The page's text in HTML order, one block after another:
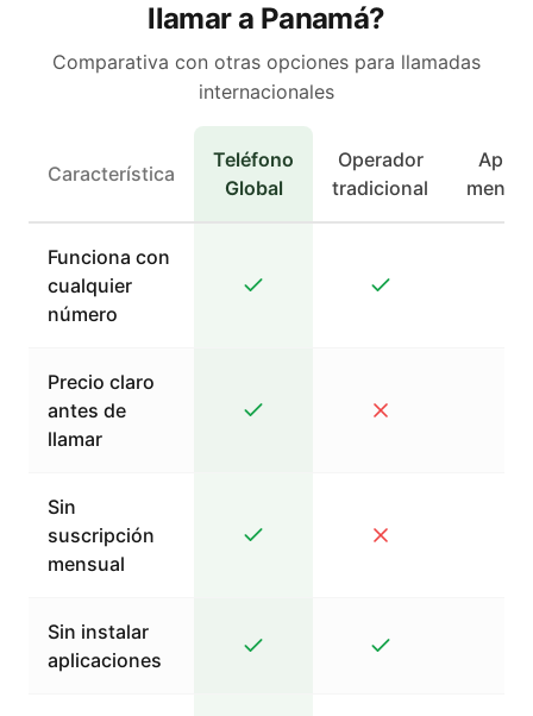
llamar a Panamá?
Comparativa con otras opciones para llamadas
internacionales
Característica
Teléfono
Global
Operador
tradicional
Apps
Funciona con
cualquier
número
Precio claro
antes de
llamar
Sin
suscripción
mensual
Sin instalar
aplicaciones